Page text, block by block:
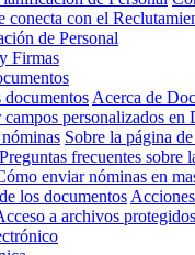
conecta con el
de Personal
Firmas
documentos Acerca de
personalizados en
Sobre la página
Preguntas frecuentes sobre
enviar nóminas en
los documentos
a archivos